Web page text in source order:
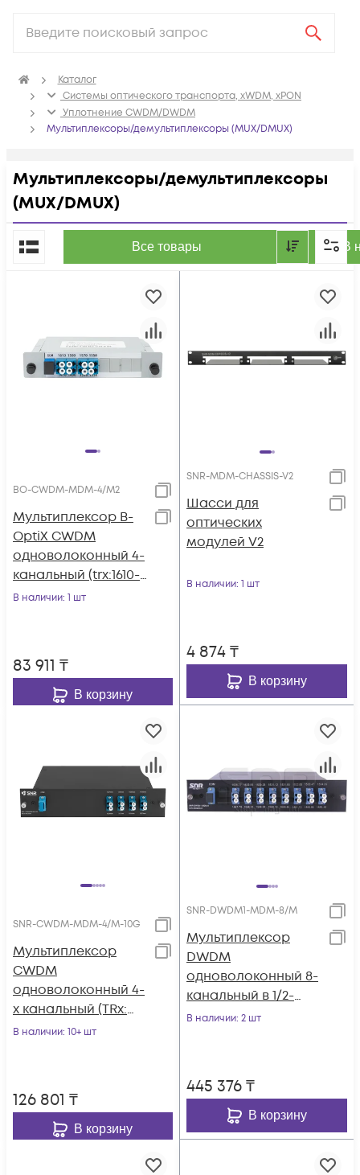
Каталог
Системы оптического транспорта, xWDM, xPON
Уплотнение CWDM/DWDM
Мультиплексоры/демультиплексоры (MUX/DMUX)
Мультиплексоры/демультиплексоры
(MUX/DMUX)
Все товары В
По популярности
BO-CWDM-MDM-4/M2
Мультиплексор B-
OptiX CWDM
одноволоконный 4-
канальный (trx:1610-
1550, 1470-1530), в
В наличии: 1 шт
83 911 ₸
В корзину
SNR-MDM-CHASSIS-V2
Шасси для
оптических
модулей V2
В наличии: 1 шт
4 874₸
В корзину
SNR-CWDM-MDM-4/M-10G
Мультиплексор
CWDM
одноволоконный 4-
х канальный (TRx:
1270, 1290, 1310, 1330,
В наличии: 10+ шт
126 801 ₸
В корзину
SNR-DWDM1-MDM-8/M
Мультиплексор
DWDM
одноволоконный 8-
канальный в 1/2-
слоте
В наличии: 2 шт
445 376₸
В корзину